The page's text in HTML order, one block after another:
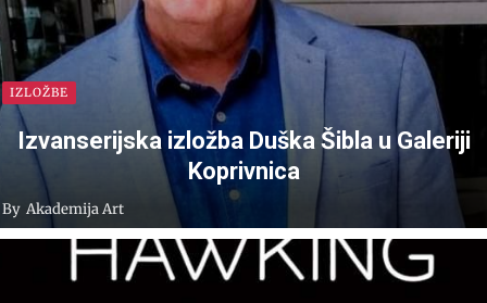
IZLOŽBE
Izvanserijska izložba Duška Šibla u Galeriji
Koprivnica
By Akademija Art